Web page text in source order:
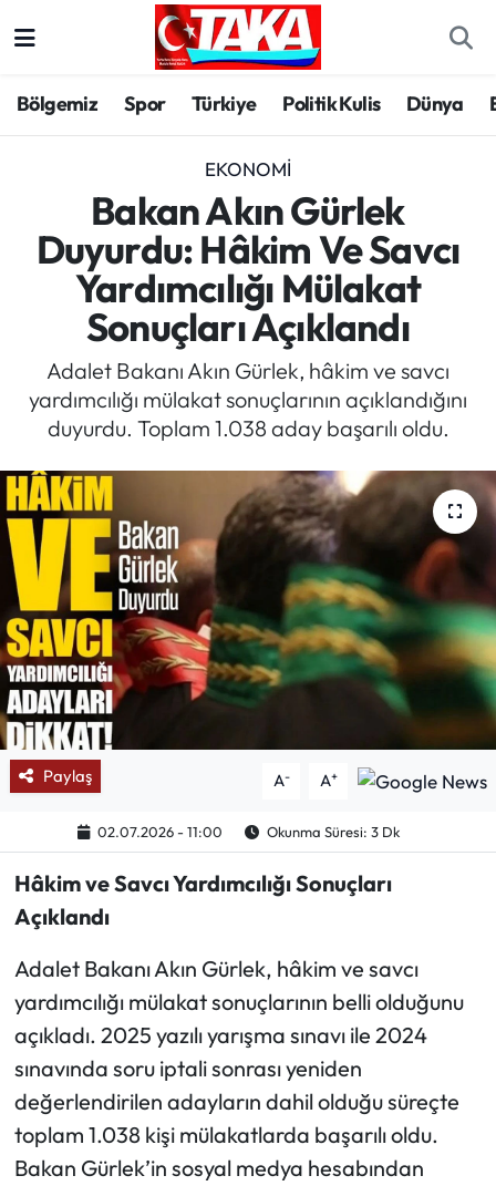
Bölgemiz Spor Türkiye Politik Kulis Dünya
EKONOMI
Bakan Akın Gürlek
Duyurdu: Hâkim Ve Savcı
Yardımcılığı Mülakat
Sonuçları Açıklandı
Adalet Bakanı Akın Gürlek, hâkim ve savcı
yardımcılığı mülakat sonuçlarının açıklandığını
duyurdu. Toplam 1.038 aday başarılı oldu.
Paylaş A- A+
02.07.2026 - 11:00 Okunma Süresi: 3 Dk
Hâkim ve Savcı Yardımcılığı Sonuçları
Açıklandı
Adalet Bakanı Akın Gürlek, hâkim ve savcı
yardımcılığı mülakat sonuçlarının belli olduğunu
açıkladı. 2025 yazılı yarışma sınavı ile 2024
sınavında soru iptali sonrası yeniden
değerlendirilen adayların dahil olduğu süreçte
toplam 1.038 kişi mülakatlarda başarılı oldu.
Bakan Gürlek’in sosyal medya hesabından
Spor
Türkiye
Kültür/Sanat
Politika
Politik Kulis
Dünya
Magazin
Mektup Galeri
Röportaj
Manşet
Köşe Yazıları
Karikatür Galeri
ASTROLOJİ
Spor Yazıları
Ekonomi
Sağlık
Turizm
Trabzon Hava Durumu
Trabzon Trafik Yoğunluk Haritası
Süper Lig Puan Durumu ve Fikstür
Tüm Manşetler
Son Dakika Haberleri
Haber Arşivi